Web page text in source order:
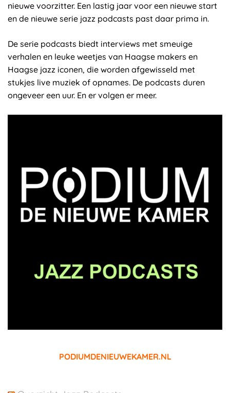
nieuwe voorzitter. Een lastig jaar voor een nieuwe start
en de nieuwe serie jazz podcasts past daar prima in.
De serie podcasts biedt interviews met smeuige
verhalen en leuke weetjes van Haagse makers en
Haagse jazz iconen, die worden afgewisseld met
stukjes live muziek of opnames. De podcasts duren
ongeveer een uur. En er volgen er meer.
PODIUMDENIEUWEKAMER.NL